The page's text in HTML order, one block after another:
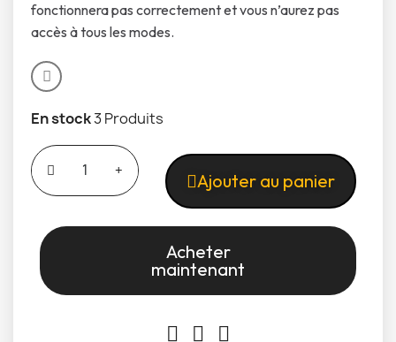
fonctionnera pas correctement et vous n’aurez pas
accès à tous les modes.
En stock3 Produits
Ajouter au panier
Acheter
maintenant